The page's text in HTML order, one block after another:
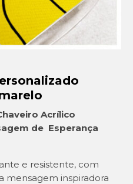
Acrílico
de Esperança
e resistente, com
mensagem inspiradora